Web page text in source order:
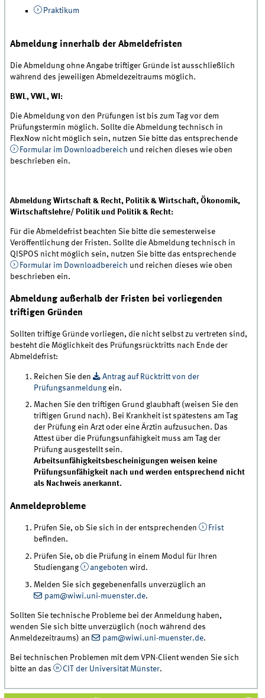
Praktikum
Abmeldung innerhalb der Abmeldefristen
Die Abmeldung ohne Angabe triftiger Gründe ist ausschließlich
während des jeweiligen Abmeldezeitraums möglich.
BWL, VWL, WI:
Die Abmeldung von den Prüfungen ist bis zum Tag vor dem
Prüfungstermin möglich. Sollte die Abmeldung technisch in
FlexNow nicht möglich sein, nutzen Sie bitte das entsprechende
Formular im Downloadbereich und reichen dieses wie oben
beschrieben ein.
Abmeldung Wirtschaft & Recht, Politik & Wirtschaft, Ökonomik,
Wirtschaftslehre/ Politik und Politik & Recht:
Für die Abmeldefrist beachten Sie bitte die semesterweise
Veröffentlichung der Fristen. Sollte die Abmeldung technisch in
QISPOS nicht möglich sein, nutzen Sie bitte das entsprechende
Formular im Downloadbereich und reichen dieses wie oben
beschrieben ein.
Abmeldung außerhalb der Fristen bei vorliegenden
triftigen Gründen
Sollten triftige Gründe vorliegen, die nicht selbst zu vertreten sind,
besteht die Möglichkeit des Prüfungsrücktritts nach Ende der
Abmeldefrist:
Reichen Sie den
Antrag auf Rücktritt von der
Prüfungsanmeldung ein.
Machen Sie den triftigen Grund glaubhaft (weisen Sie den
triftigen Grund nach). Bei Krankheit ist spätestens am Tag
der Prüfung ein Arzt oder eine Ärztin aufzusuchen. Das
Attest über die Prüfungsunfähigkeit muss am Tag der
Prüfung ausgestellt sein.
Arbeitsunfähigkeitsbescheinigungen weisen keine
Prüfungsunfähigkeit nach und werden entsprechend nicht
als Nachweis anerkannt.
Anmeldeprobleme
Prüfen Sie, ob Sie sich in der entsprechenden
Frist
befinden.
Prüfen Sie, ob die Prüfung in einem Modul für Ihren
Studiengang
angeboten wird.
Melden Sie sich gegebenenfalls unverzüglich an
pam@wiwi.uni-muenster.de.
Sollten Sie technische Probleme bei der Anmeldung haben,
wenden Sie sich bitte unverzüglich (noch während des
Anmeldezeitraums) an
pam@wiwi.uni-muenster.de.
Bei technischen Problemen mit dem VPN-Client wenden Sie sich
bitte an das
CIT der Universität Münster.